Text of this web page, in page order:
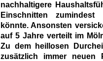
nachhaltigere
Einschnitten zumindest
könnte. Ansonsten
auf 5 Jahre verteilt im
Zu dem heillosen
zusätzlich immer neuen